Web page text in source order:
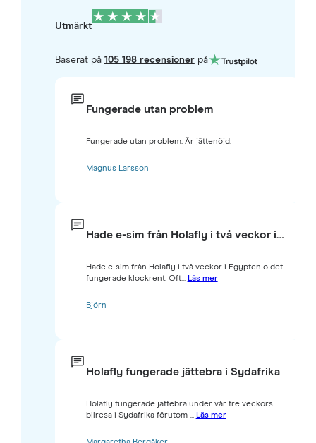
Utmärkt
Baserat på 105 198 recensionerpå
Fungerade utan problem
Fungerade utan problem. Är jättenöjd.
Magnus Larsson
Hade e-sim från Holafly i två veckor i…
Hade e-sim från Holafly i två veckor i Egypten o det
fungerade klockrent. Oft... Läs mer
Björn
Holafly fungerade jättebra i Sydafrika
Holafly fungerade jättebra under vår tre veckors
bilresa i Sydafrika förutom ... Läs mer